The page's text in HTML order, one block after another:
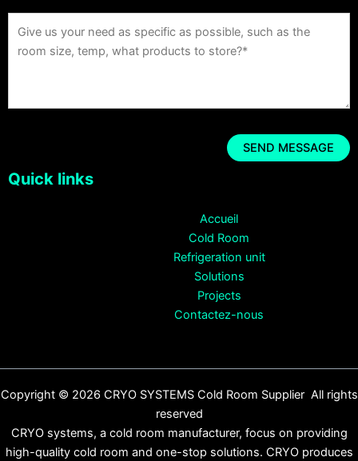
Quick links
Accueil
Cold Room
Refrigeration unit
Solutions
Projects
Contactez-nous
Copyright © 2026 CRYO SYSTEMS Cold Room Supplier All rights
reserved
CRYO systems, a cold room manufacturer, focus on providing
high-quality cold room and one-stop solutions. CRYO produces